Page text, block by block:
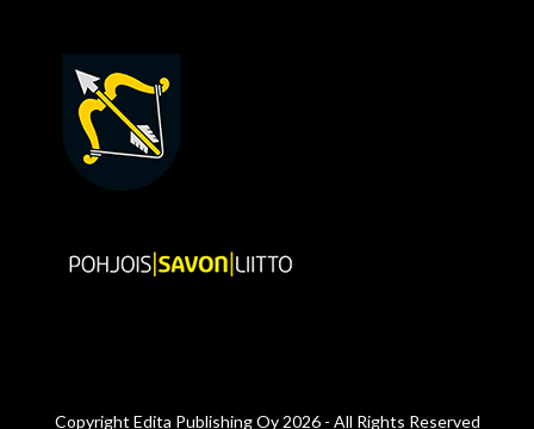
Copyright Edita Publishing Oy2026 - All Rights Reserved